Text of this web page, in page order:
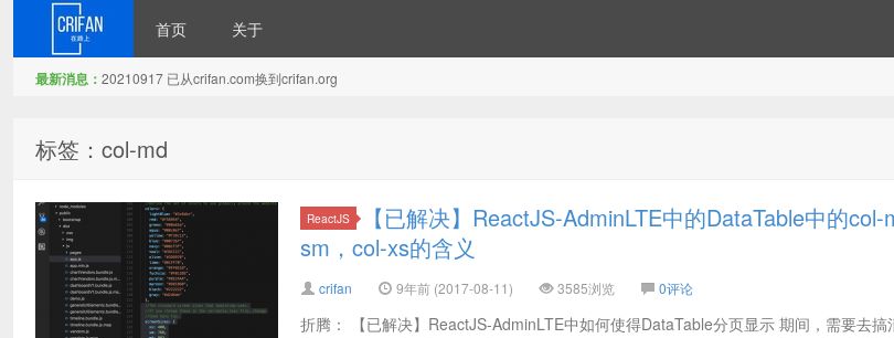
首页 关于
最新消息： 20210917 已从crifan.com换到crifan.org
标签：col-md
ReactJS
【已解决】ReactJS-AdminLTE中的DataTable中的col-
sm，col-xs的含义
crifan 9年前 (2017-08-11) 3585浏览 0评论
折腾： 【已解决】ReactJS-AdminLTE中如何使得DataTable分页显示 期间，需要去